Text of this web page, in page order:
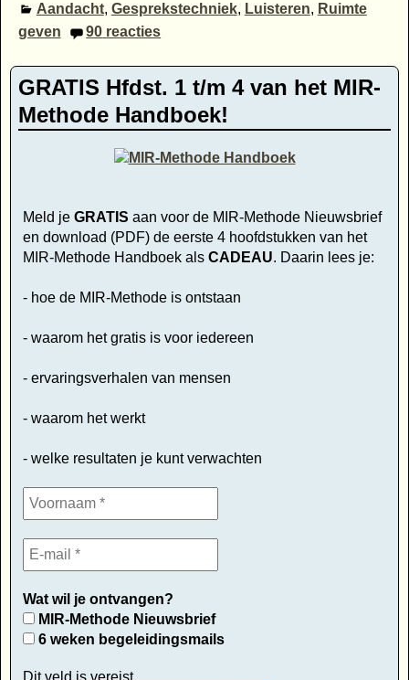
Aandacht, Gesprekstechniek, Luisteren, Ruimte
geven
90 reacties
GRATIS Hfdst. 1 t/m 4 van het MIR-
Methode Handboek!
Meld je GRATIS aan voor de MIR-Methode Nieuwsbrief
en download (PDF) de eerste 4 hoofdstukken van het
MIR-Methode Handboek als CADEAU. Daarin lees je:
- hoe de MIR-Methode is ontstaan
- waarom het gratis is voor iedereen
- ervaringsverhalen van mensen
- waarom het werkt
- welke resultaten je kunt verwachten
Wat wil je ontvangen?
MIR-Methode Nieuwsbrief
6 weken begeleidingsmails
Dit veld is vereist.